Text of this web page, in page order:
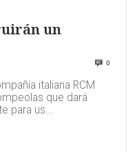
un
0
italiana RCM
que dará
para us...